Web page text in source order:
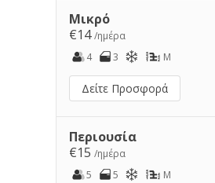
Μικρό
€14/ημέρα
4
3 M
Δείτε Προσφορά
Περιουσία
€15 /ημέρα
5
5 M